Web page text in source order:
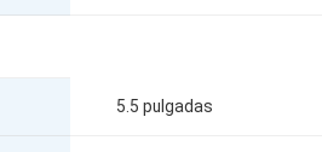
5.5 pulgadas